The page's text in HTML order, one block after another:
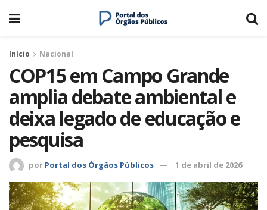
Início Nacional
COP15 em Campo Grande
amplia debate ambiental e
deixa legado de educação e
pesquisa
por Portal dos Órgãos Públicos 1 de abril de 2026